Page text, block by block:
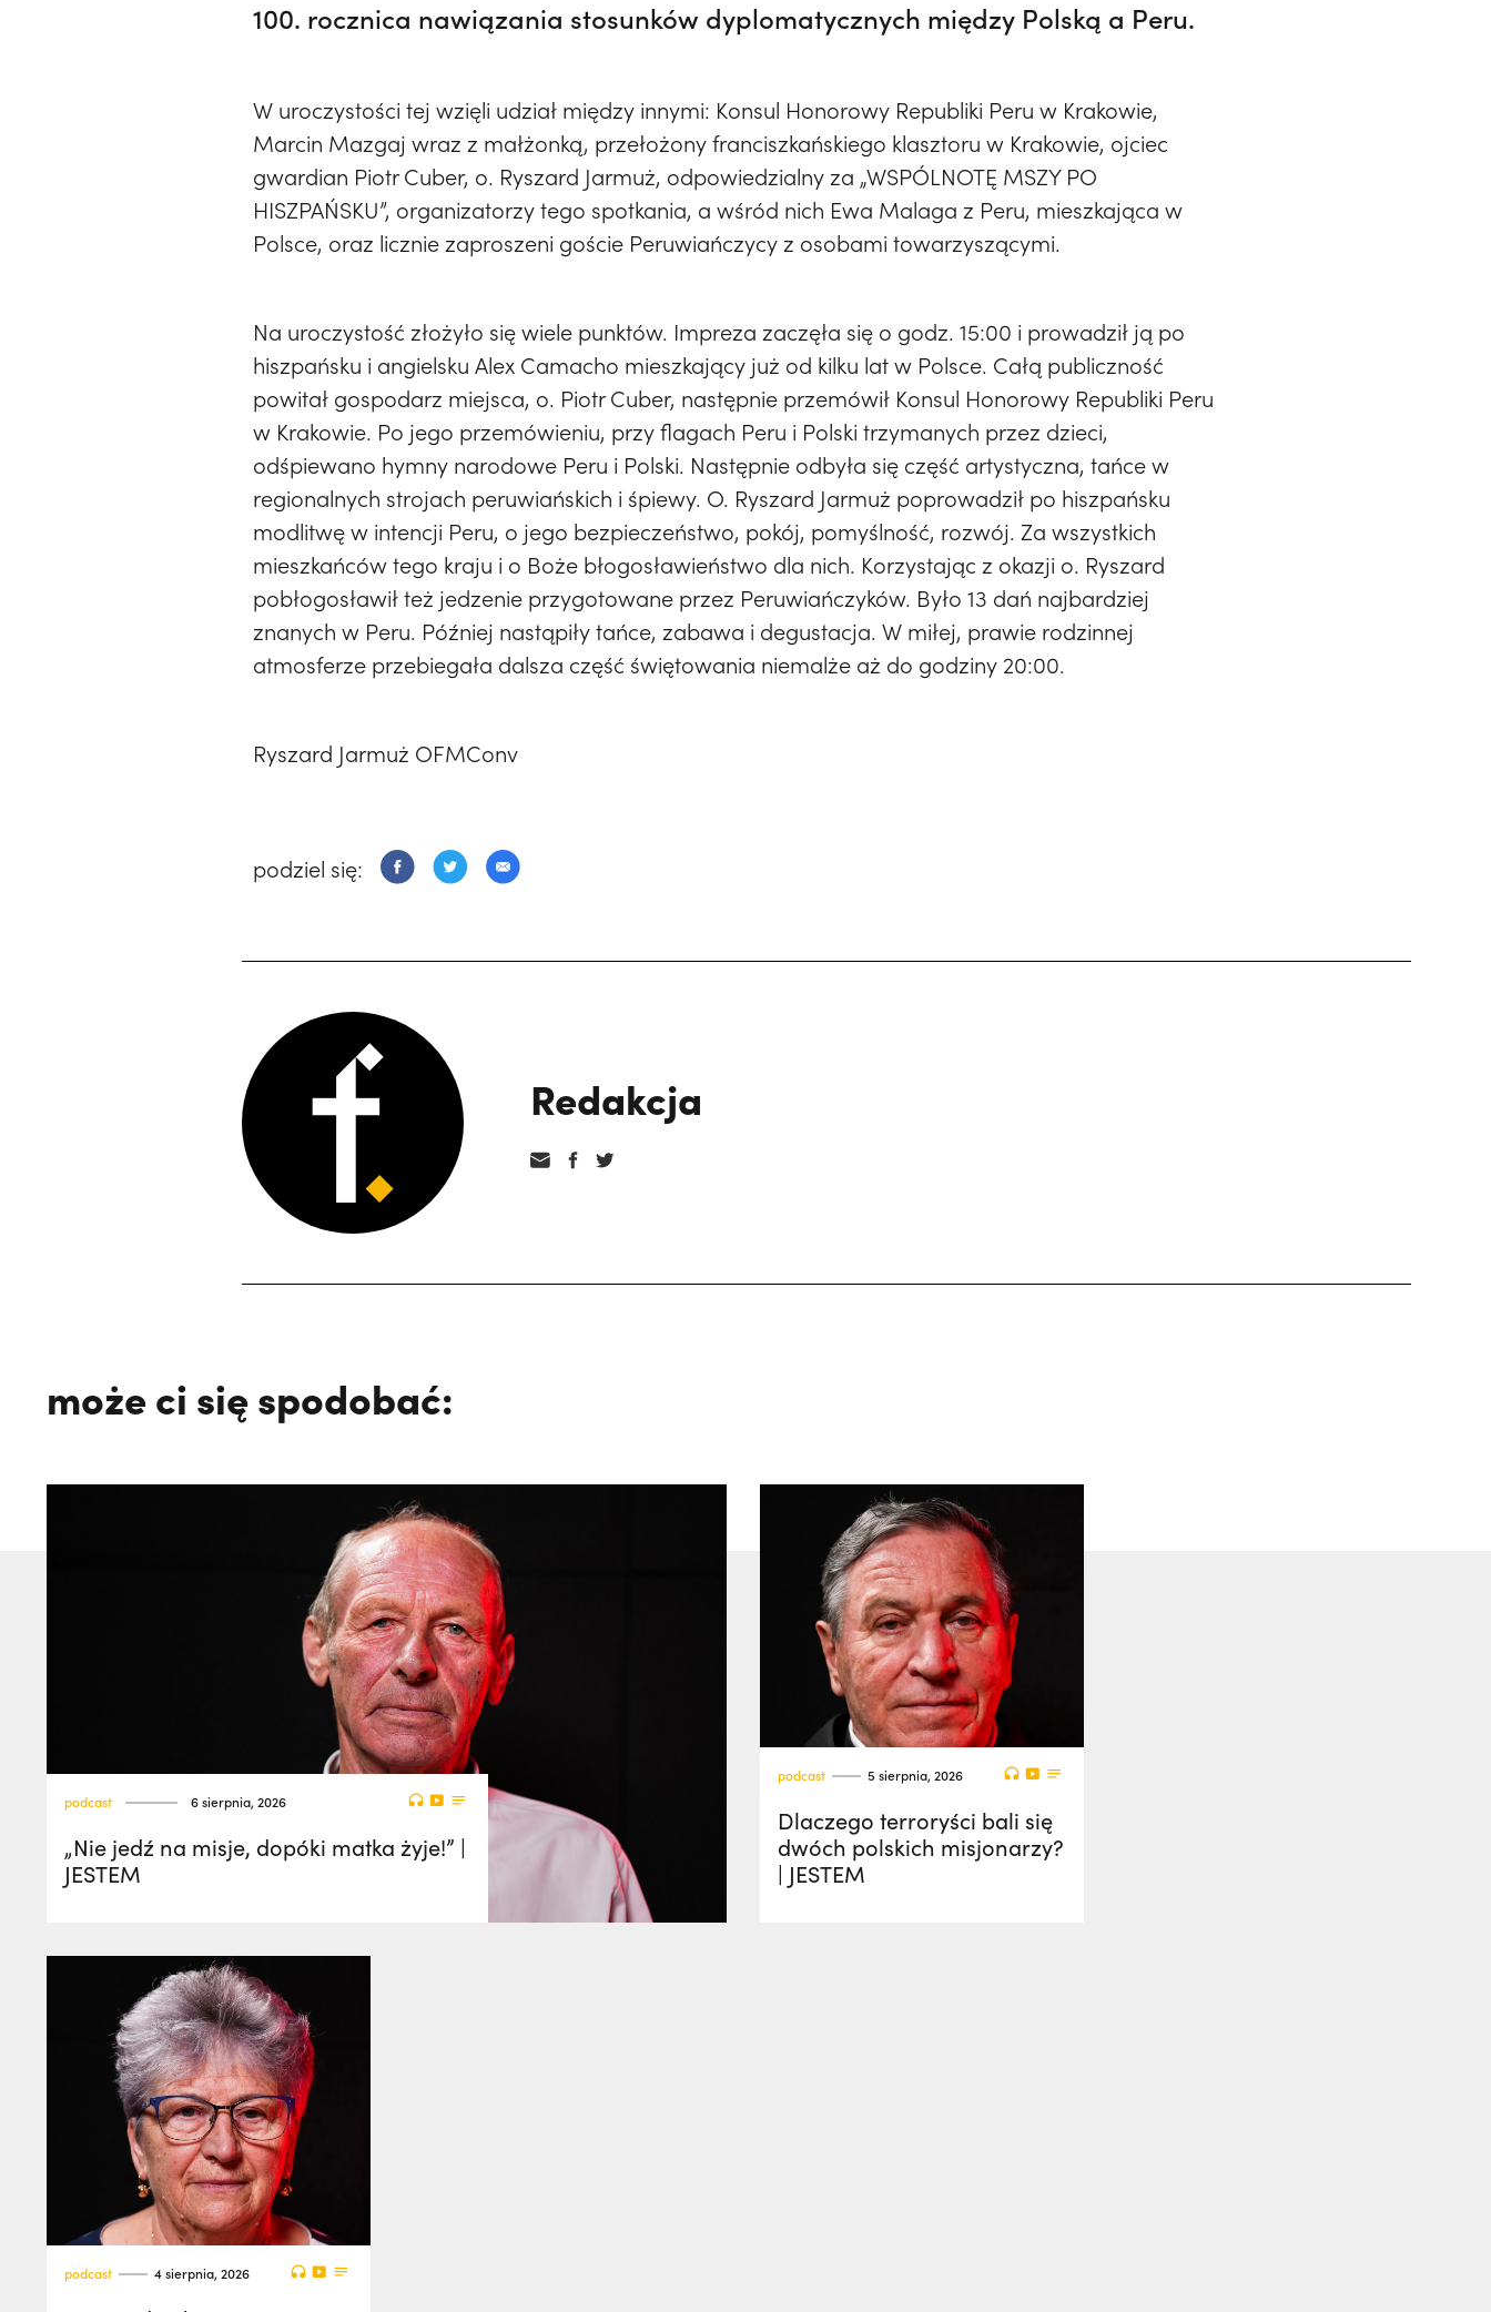
100. rocznica nawiązania stosunków dyplomatycznych między Polską a Peru.
W uroczystości tej wzięli udział między innymi: Konsul Honorowy Republiki Peru w Krakowie,
Marcin Mazgaj wraz z małżonką, przełożony franciszkańskiego klasztoru w Krakowie, ojciec
gwardian Piotr Cuber, o. Ryszard Jarmuż, odpowiedzialny za „WSPÓLNOTĘ MSZY PO
HISZPAŃSKU”, organizatorzy tego spotkania, a wśród nich Ewa Malaga z Peru, mieszkająca w
Polsce, oraz licznie zaproszeni goście Peruwiańczycy z osobami towarzyszącymi.
Na uroczystość złożyło się wiele punktów. Impreza zaczęła się o godz. 15:00 i prowadził ją po
hiszpańsku i angielsku Alex Camacho mieszkający już od kilku lat w Polsce. Całą publiczność
powitał gospodarz miejsca, o. Piotr Cuber, następnie przemówił Konsul Honorowy Republiki Peru
w Krakowie. Po jego przemówieniu, przy flagach Peru i Polski trzymanych przez dzieci,
odśpiewano hymny narodowe Peru i Polski. Następnie odbyła się część artystyczna, tańce w
regionalnych strojach peruwiańskich i śpiewy. O. Ryszard Jarmuż poprowadził po hiszpańsku
modlitwę w intencji Peru, o jego bezpieczeństwo, pokój, pomyślność, rozwój. Za wszystkich
mieszkańców tego kraju i o Boże błogosławieństwo dla nich. Korzystając z okazji o. Ryszard
pobłogosławił też jedzenie przygotowane przez Peruwiańczyków. Było 13 dań najbardziej
znanych w Peru. Później nastąpiły tańce, zabawa i degustacja. W miłej, prawie rodzinnej
atmosferze przebiegała dalsza część świętowania niemalże aż do godziny 20:00.
Ryszard Jarmuż OFMConv
podziel się:
Redakcja
może ci się spodobać:
podcast 6 sierpnia, 2026
„Nie jedź na misje, dopóki matka żyje!” |
JESTEM
podcast 5 sierpnia, 2026
Dlaczego terroryści bali się
dwóch polskich misjonarzy?
| JESTEM
podcast 4 sierpnia, 2026